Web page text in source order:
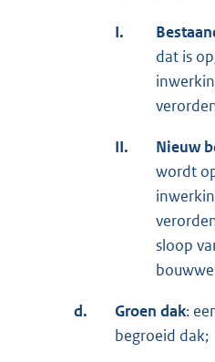
I.
dat is
II. Nieuw
wordt
sloop
d. Groen dak:
begroeid dak;